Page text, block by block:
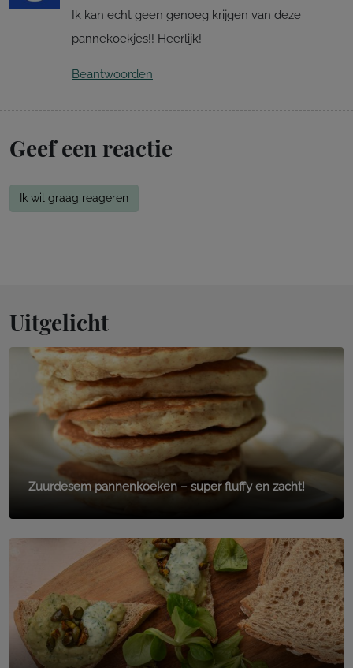
Ik kan echt geen genoeg krijgen van deze
pannekoekjes!! Heerlijk!
Beantwoorden
Geef een reactie
Ik wil graag reageren
Uitgelicht
Zuurdesem pannenkoeken – super fluffy en zacht!